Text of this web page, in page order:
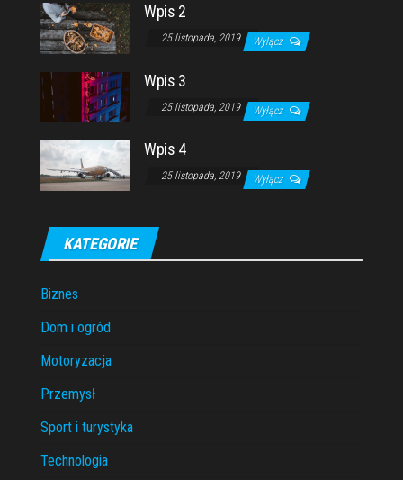
Wpis 2
25 listopada, 2019 Wyłącz
Wpis 3
25 listopada, 2019 Wyłącz
Wpis 4
25 listopada, 2019 Wyłącz
KATEGORIE
Biznes
Dom i ogród
Motoryzacja
Przemysł
Sport i turystyka
Technologia